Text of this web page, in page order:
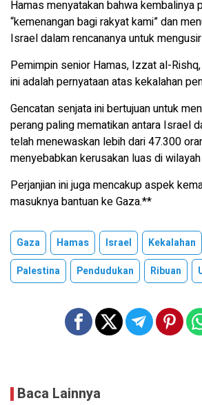
Hamas menyatakan bahwa kembalinya
“kemenangan bagi rakyat kami” dan
Israel dalam rencananya untuk
Pemimpin senior Hamas, Izzat al-
ini adalah pernyataan atas kekalahan
Gencatan senjata ini bertujuan untuk
perang paling mematikan antara Israel
telah menewaskan lebih dari 47.300
menyebabkan kerusakan luas di
Perjanjian ini juga mencakup aspek
masuknya bantuan ke Gaza.**
Gaza Hamas Israel Kekalahan
Palestina
Pendudukan Ribuan
Baca Lainnya